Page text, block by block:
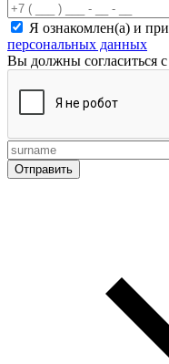
Я ознакомлен(а) и
персональных данных
Вы должны согласиться